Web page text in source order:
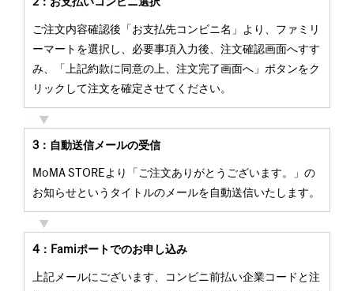
2：お支払いコンビニ選択
ご注文内容確認後「お支払先コンビニ名」より、ファミリ
ーマートを選択し、必要事項入力後、注文確認画面へすす
み、「上記約款に同意の上、注文完了画面へ」ボタンをク
リックして注文を確定させてください。
3：自動送信メールの受信
MoMA STOREより「ご注文ありがとうございます。」の
お知らせというタイトルのメールを自動送信いたします。
4：Famiポートでのお申し込み
上記メールにございます、コンビニ前払い企業コードと注